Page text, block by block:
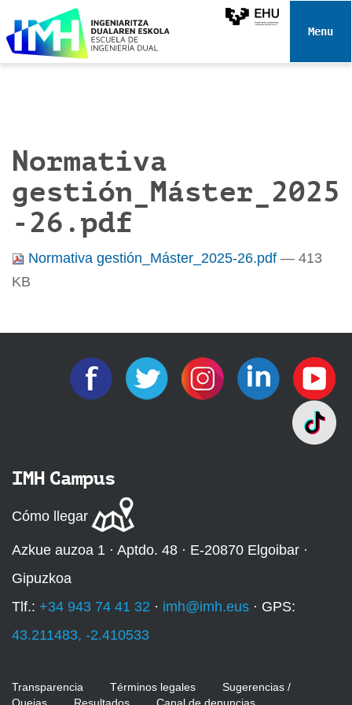
e
Toggle
Normativa
gestión_Máster_2025
-26.pdf
Normativa gestión_Máster_2025-26.pdf — 413
KB
IMH Campus
Cómo llegar
Azkue auzoa 1 · Aptdo. 48 · E-20870 Elgoibar ·
Gipuzkoa
Tlf.: +34 943 74 41 32 · imh@imh.eus · GPS:
43.211483, -2.410533
Transparencia Términos legales
Sugerencias /